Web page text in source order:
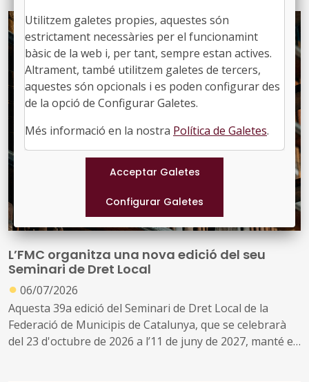
L’FMC organitza una nova edició del seu
Seminari de Dret Local
● 06/07/2026
Aquesta 39a edició del Seminari de Dret Local de la
Federació de Municipis de Catalunya, que se celebrarà
del 23 d'octubre de 2026 a l’11 de juny de 2027, manté el
Utilitzem galetes propies, aquestes són
estrictament necessàries per el funcionamint
bàsic de la web i, per tant, sempre estan actives.
Altrament, també utilitzem galetes de tercers,
aquestes són opcionals i es poden configurar des
de la opció de Configurar Galetes.
Més informació en la nostra Política de Galetes.